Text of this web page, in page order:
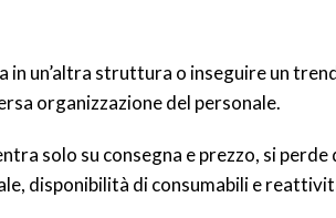
un’altra struttura o inseguire un
organizzazione del personale.
solo su consegna e prezzo, si perde
disponibilità di consumabili e